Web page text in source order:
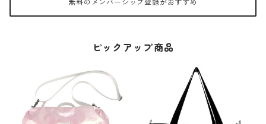
無料のメンバーシップ登録がおすすめ
ピックアップ商品